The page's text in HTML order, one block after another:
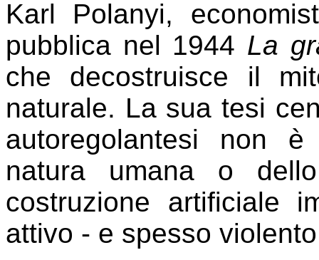
Karl Polanyi,
pubblica nel 1944 La
che decostruisce il
naturale. La sua tesi
autoregolantesi non
natura umana o
costruzione artificiale
attivo - e spesso